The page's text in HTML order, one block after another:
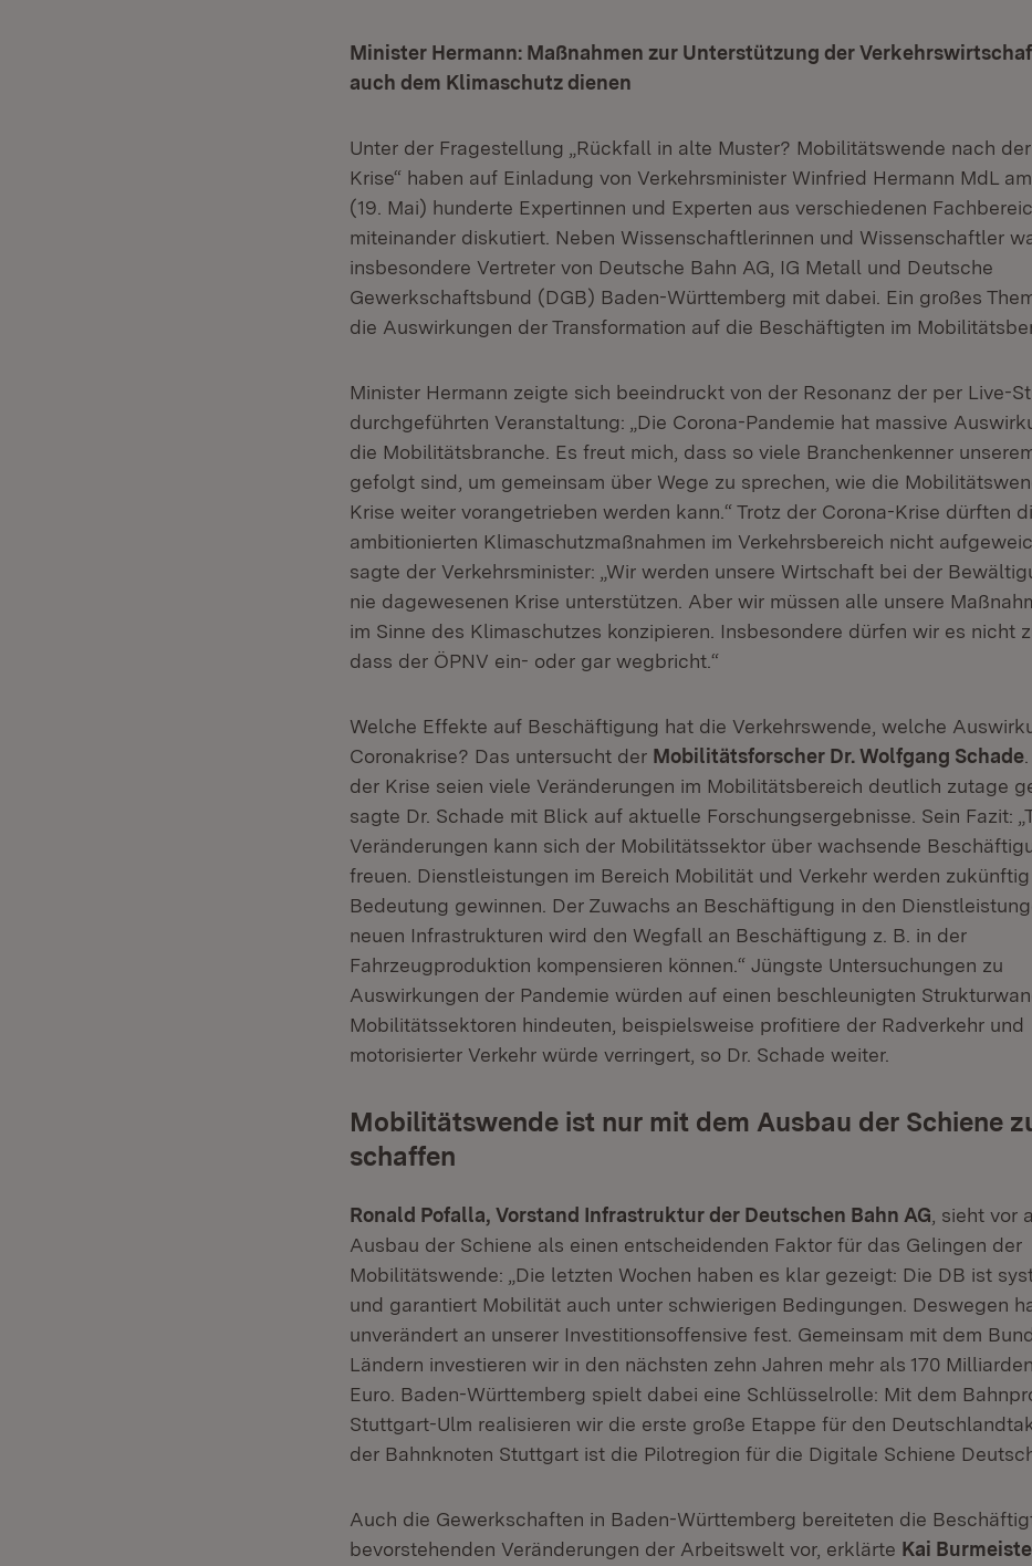
Minister Hermann: Maßnahmen zur Unterstützung der
auch dem Klimaschutz dienen
Unter der Fragestellung „Rückfall in alte Muster? Mobilitätswende nach
Krise“ haben auf Einladung von Verkehrsminister Winfried Hermann MdL
(19. Mai) hunderte Expertinnen und Experten aus verschiedenen
miteinander diskutiert. Neben Wissenschaftlerinnen und Wissenschaftler
insbesondere Vertreter von Deutsche Bahn AG, IG Metall und Deutsche
Gewerkschaftsbund (DGB) Baden-Württemberg mit dabei. Ein großes
die Auswirkungen der Transformation auf die Beschäftigten im
Minister Hermann zeigte sich beeindruckt von der Resonanz der per Live-
durchgeführten Veranstaltung: „Die Corona-Pandemie hat massive
die Mobilitätsbranche. Es freut mich, dass so viele Branchenkenner
gefolgt sind, um gemeinsam über Wege zu sprechen, wie die
Krise weiter vorangetrieben werden kann.“ Trotz der Corona-Krise dürften
ambitionierten Klimaschutzmaßnahmen im Verkehrsbereich nicht
sagte der Verkehrsminister: „Wir werden unsere Wirtschaft bei der
nie dagewesenen Krise unterstützen. Aber wir müssen alle unsere
im Sinne des Klimaschutzes konzipieren. Insbesondere dürfen wir es nicht
dass der ÖPNV ein- oder gar wegbricht.“
Welche Effekte auf Beschäftigung hat die Verkehrswende, welche
Coronakrise? Das untersucht der Mobilitätsforscher Dr. Wolfgang Schade
der Krise seien viele Veränderungen im Mobilitätsbereich deutlich zutage
sagte Dr. Schade mit Blick auf aktuelle Forschungsergebnisse. Sein Fazit:
Veränderungen kann sich der Mobilitätssektor über wachsende
freuen. Dienstleistungen im Bereich Mobilität und Verkehr werden
Bedeutung gewinnen. Der Zuwachs an Beschäftigung in den
neuen Infrastrukturen wird den Wegfall an Beschäftigung z. B. in der
Fahrzeugproduktion kompensieren können.“ Jüngste Untersuchungen zu
Auswirkungen der Pandemie würden auf einen beschleunigten
Mobilitätssektoren hindeuten, beispielsweise profitiere der Radverkehr und
motorisierter Verkehr würde verringert, so Dr. Schade weiter.
Mobilitätswende ist nur mit dem Ausbau der Schiene
schaffen
Ronald Pofalla, Vorstand Infrastruktur der Deutschen Bahn AG , sieht vor
Ausbau der Schiene als einen entscheidenden Faktor für das Gelingen der
Mobilitätswende: „Die letzten Wochen haben es klar gezeigt: Die DB ist
und garantiert Mobilität auch unter schwierigen Bedingungen. Deswegen
unverändert an unserer Investitionsoffensive fest. Gemeinsam mit dem
Ländern investieren wir in den nächsten zehn Jahren mehr als 170 Milliarden
Euro. Baden-Württemberg spielt dabei eine Schlüsselrolle: Mit dem
Stuttgart-Ulm realisieren wir die erste große Etappe für den
der Bahnknoten Stuttgart ist die Pilotregion für die Digitale Schiene
Auch die Gewerkschaften in Baden-Württemberg bereiteten die
bevorstehenden Veränderungen der Arbeitswelt vor, erklärte Kai